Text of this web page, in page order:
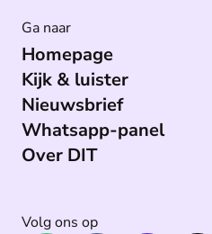
Ga naar
Homepage
Kijk & luister
Nieuwsbrief
Whatsapp-panel
Over DIT
Volg ons op